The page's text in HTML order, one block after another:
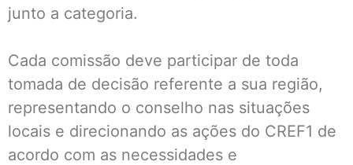
junto a categoria.
Cada comissão deve participar de toda
tomada de decisão referente a sua região,
representando o conselho nas situações
locais e direcionando as ações do CREF1 de
acordo com as necessidades e